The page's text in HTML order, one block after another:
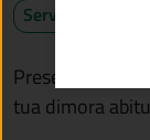
Servizio attivo
Presenta la
tua dimora